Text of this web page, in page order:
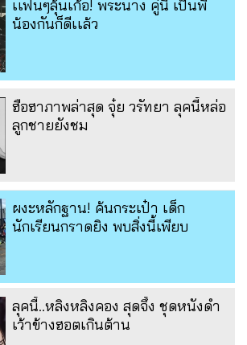
เเฟนๆลุ้นเก้อ! พระนาง คู่นี้ เป็นพี่
น้องกันก็ดีเเล้ว
ฮือฮาภาพล่าสุด จุ๋ย วรัทยา ลุคนี้หล่อ
ลูกชายยังชม
ผงะหลักฐาน! ค้นกระเป๋า เด็ก
นักเรียนกราดยิง พบสิ่งนี้เพียบ
ลุคนี้..หลิงหลิงคอง สุดจึ้ง ชุดหนังดำ
เว้าข้างฮอตเกินต้าน